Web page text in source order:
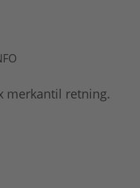
merkantil retning.